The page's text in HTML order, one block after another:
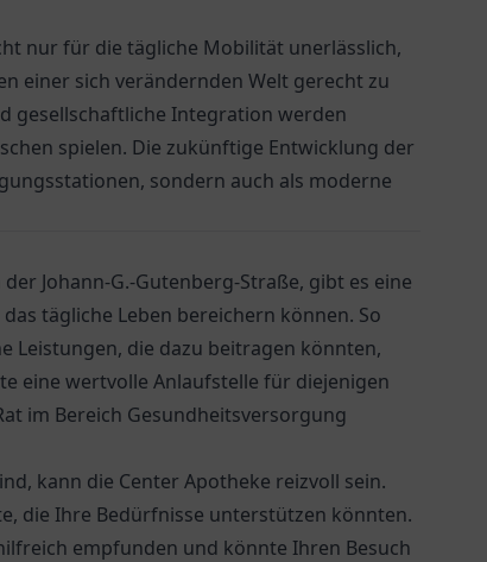
nur für die tägliche Mobilität unerlässlich,
einer sich verändernden Welt gerecht zu
gesellschaftliche Integration werden
spielen. Die zukünftige Entwicklung der
sondern auch als moderne
Johann-G.-Gutenberg-Straße, gibt es eine
tägliche Leben bereichern können. So
Leistungen, die dazu beitragen könnten,
eine wertvolle Anlaufstelle für diejenigen
im Bereich Gesundheitsversorgung
kann die Center Apotheke reizvoll sein.
die Ihre Bedürfnisse unterstützen könnten.
empfunden und könnte Ihren Besuch